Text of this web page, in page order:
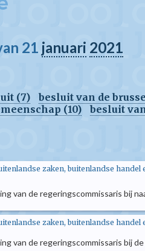
21 januari 2021
(7)
besluit van de
(10)
besluit
zaken, buitenlandse
van de regeringscommissaris bij
zaken, buitenlandse
van de regeringscommissaris bij